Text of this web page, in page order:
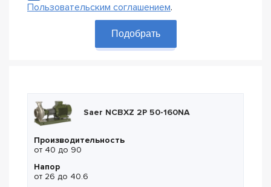
Пользовательским соглашением.
Подобрать
Saer NCBXZ 2P 50-160NA
Производительность
от 40 до 90
Напор
от 26 до 40.6